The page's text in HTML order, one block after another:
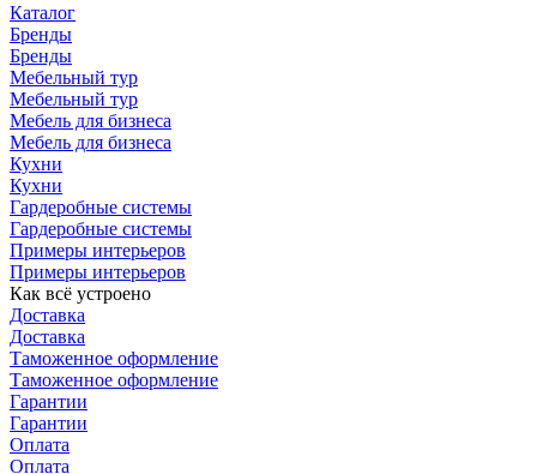
Каталог
Бренды
Бренды
Мебельный тур
Мебельный тур
Мебель для бизнеса
Мебель для бизнеса
Кухни
Кухни
Гардеробные системы
Гардеробные системы
Примеры интерьеров
Примеры интерьеров
Как всё устроено
Доставка
Доставка
Таможенное оформление
Таможенное оформление
Гарантии
Гарантии
Оплата
Оплата